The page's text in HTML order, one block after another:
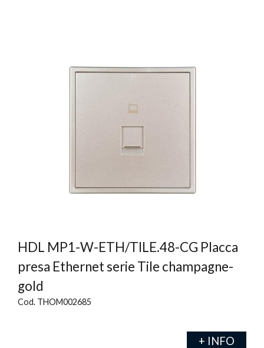
HDL MP1-W-ETH/TILE.48-CG Placca
presa Ethernet serie Tile champagne-
gold
Cod. THOM002685
+ INFO